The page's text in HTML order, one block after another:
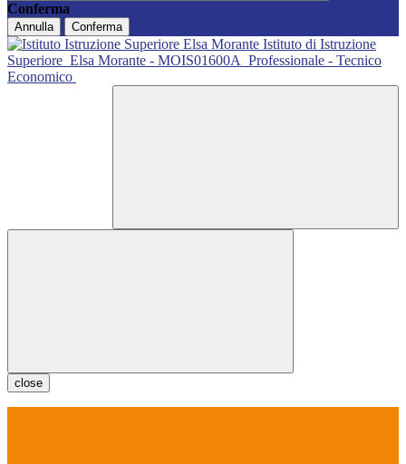
Conferma
Annulla Conferma
Istituto di Istruzione
Superiore Elsa Morante - MOIS01600A Professionale - Tecnico
Economico
close